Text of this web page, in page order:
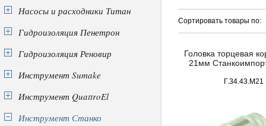
Насосы и расходники Титан
Гидроизоляция Пенетрон
Гидроизоляция Реновир
Инструмент Sumake
Инструмент QuattroEl
Инструмент Станко
Сортировать товары по:
Головка торцевая
21мм
Г.34.43.М21